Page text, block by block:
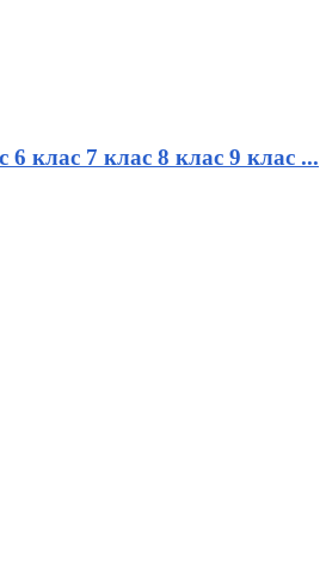
6 клас 7 клас 8 клас 9 клас ...